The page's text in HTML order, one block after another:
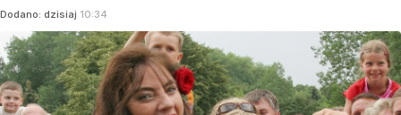
Dodano: dzisiaj 10:34